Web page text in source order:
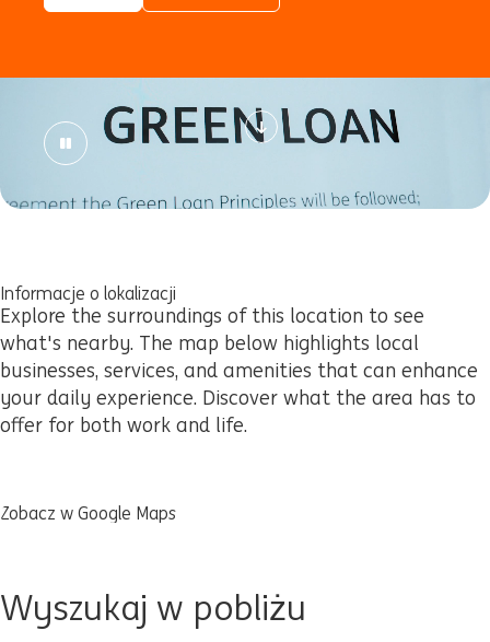
Informacje o lokalizacji
Explore the surroundings of this location to see
what's nearby. The map below highlights local
businesses, services, and amenities that can enhance
your daily experience. Discover what the area has to
offer for both work and life.
Zobacz w Google Maps
Wyszukaj w pobliżu